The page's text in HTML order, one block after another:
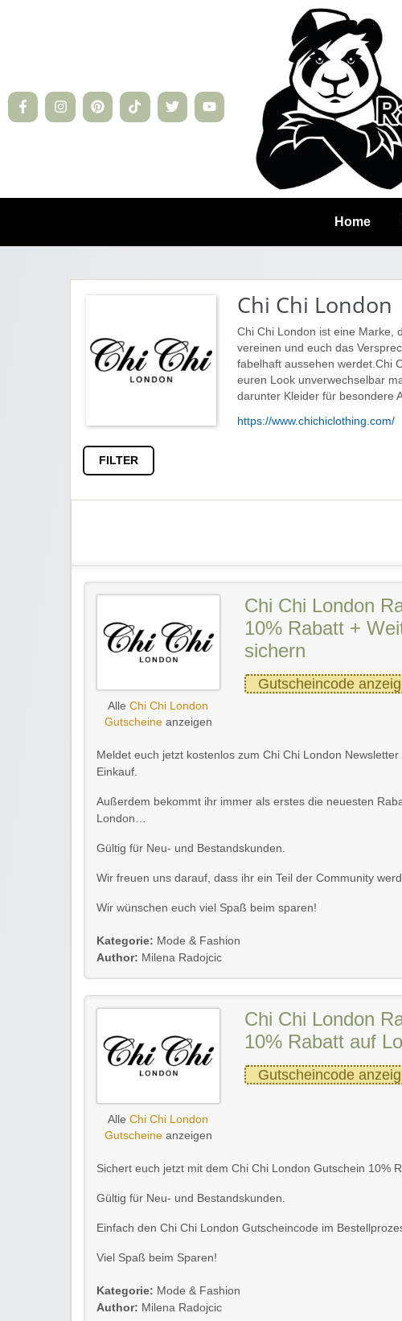
Home
Chi Chi London
Chi Chi London ist eine Marke,
vereinen und euch das
fabelhaft aussehen werdet.Chi
euren Look unverwechselbar
darunter Kleider für besondere
https://www.chichiclothing.com/
FILTER
AlleChi Chi London
Gutscheineanzeigen
Chi Chi London
10% Rabatt +
sichern
Gutscheincode
Meldet euch jetzt kostenlos zum Chi Chi London
Einkauf.
Außerdem bekommt ihr immer als erstes die neuesten
London…
Gültig für Neu- und Bestandskunden.
Wir freuen uns darauf, dass ihr ein Teil der Community
Wir wünschen euch viel Spaß beim sparen!
Kategorie: Mode & Fashion
Author: Milena Radojcic
AlleChi Chi London
Gutscheineanzeigen
Chi Chi London
10% Rabatt auf
Gutscheincode
Sichert euch jetzt mit dem Chi Chi London Gutschein 10%
Gültig für Neu- und Bestandskunden.
Einfach den Chi Chi London Gutscheincode im
Viel Spaß beim Sparen!
Kategorie: Mode & Fashion
Author: Milena Radojcic